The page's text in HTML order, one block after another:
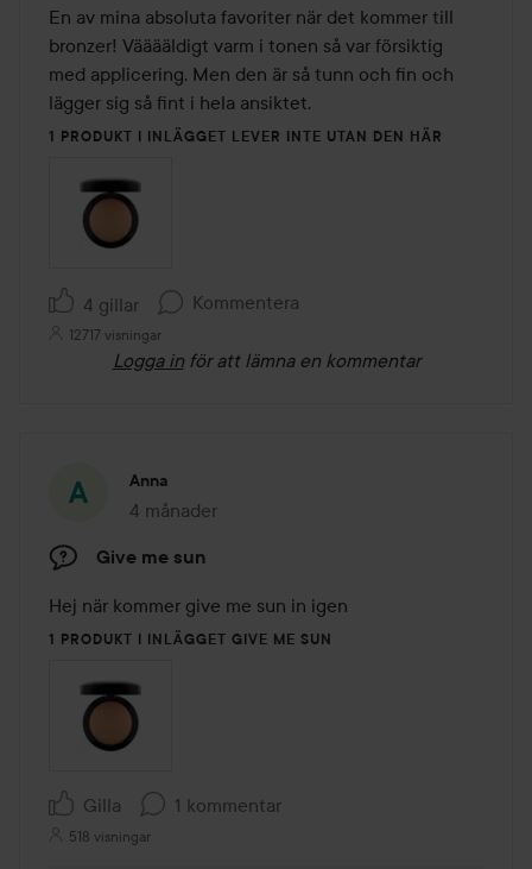
av
5
En av mina absoluta favoriter när det kommer till
bronzer! Vääääldigt varm i tonen så var försiktig
med applicering. Men den är så tunn och fin och
lägger sig så fint i hela ansiktet.
1 PRODUKT I INLÄGGET LEVER INTE UTAN DEN HÄR
4 gillar Kommentera
12717 visningar
Logga in för att lämna en kommentar
Anna
4 månader
Inlägget skapades 4 månader
Give me sun
Hej när kommer give me sun in igen
1 PRODUKT I INLÄGGET GIVE ME SUN
Gilla 1 kommentar
518 visningar